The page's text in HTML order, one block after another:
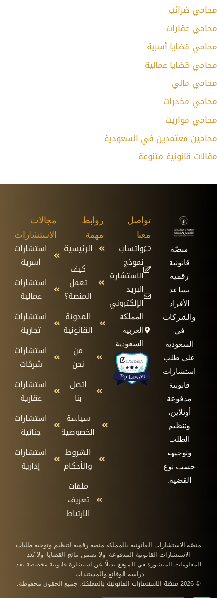
محامي ضرائب
محامي عقارات
محامي قضايا أسرية
محامي قضايا عمالية
محامي مالي
محامي مخدرات
محامي مواريث
محامين معتمدين في السعودية
مقالات قانونية متنوعة
منصّة
قانونية
رقمية
تساعد
الأفراد
والشركات
في
السعودية
على طلب
استشارات
قانونية
مدفوعة
أونلاين،
وتنظيم
الطلب
وتوجيهه
حسب نوع
القضية.
روابط
مهمة
الرئيسية
كيف
تعمل
المنصة؟
المدونة
القانونية
من
نحن
اتصل
بنا
سياسة
الخصوصية
الشروط
والأحكام
ملفات
تعريف
الارتباط
مجالات
الاستشارات
استشارات
أسرية
استشارات
عمالية
استشارات
تجارية
استشارات
شركات
استشارات
عقارية
استشارات
جنائية
استشارات
إدارية
تواصل
معنا
واتساب
نموذج
الاستشارة
البريد
الإلكتروني
المملكة
العربية
السعودية
منصّة الاستشارات القانونية بالمملكة منصة رقمية لتنظيم وتوجيه طلبات
الاستشارات القانونية المدفوعة، ولا تضمن نتائج القضايا، ولا تُعد
المعلومات المنشورة في الموقع بديلًا عن استشارة قانونية مخصصة بعد
دراسة الوقائع والمستندات.
© 2026
منصّة الاستشارات القانونية بالمملكة. جميع الحقوق محفوظة.